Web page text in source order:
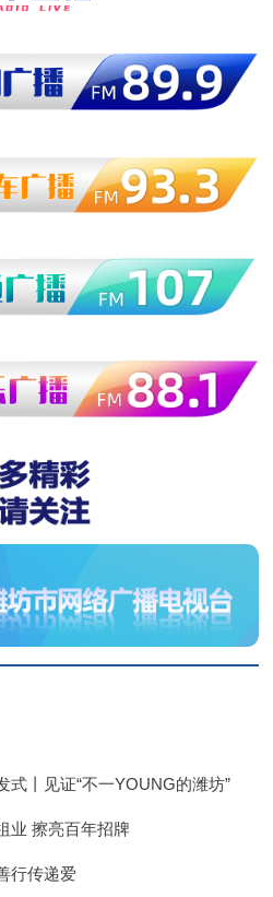
式丨见证“不一YOUNG的潍坊”
业 擦亮百年招牌
行传递爱